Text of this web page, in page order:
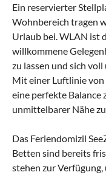
Ein reservierter
Wohnbereich tragen
Urlaub bei. WLAN ist
willkommene
zu lassen und sich
Mit einer Luftlinie von
eine perfekte Balance
unmittelbarer Nähe
Das Feriendomizil
Betten sind bereits
stehen zur